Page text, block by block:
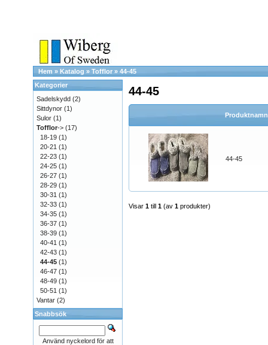
Hem » Katalog » Tofflor » 44-45
44-45
44-45
Visar 1 till 1 (av 1 produkter)
Kategorier
Sadelskydd (2)
Sittdynor (1)
Sulor (1)
Tofflor-> (17)
18-19 (1)
20-21 (1)
22-23 (1)
24-25 (1)
26-27 (1)
28-29 (1)
30-31 (1)
32-33 (1)
34-35 (1)
36-37 (1)
38-39 (1)
40-41 (1)
42-43 (1)
44-45 (1)
46-47 (1)
48-49 (1)
50-51 (1)
Vantar (2)
Snabbsök
Använd nyckelord för att